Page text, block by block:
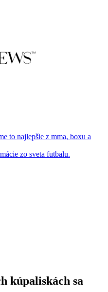
to najlepšie z mma, boxu a
zo sveta futbalu.
kúpaliskách sa